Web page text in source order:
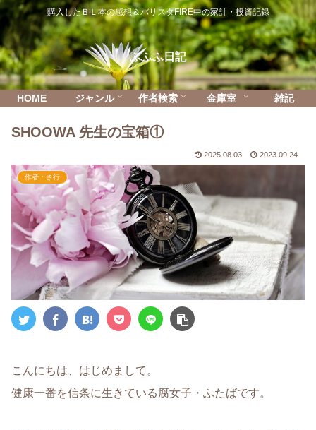
購入したＢＬ本の感想＆バリスタFIRE中の家計・投資記録
ふふふ日記
HOME ジャンル 作者検索 金庫室 雑記
SHOOWA 先生の宝箱①
2025.08.03 2023.09.24
作者：さ行
こんにちは、はじめまして。
健康一番を信条に生きている腐女子・ふたばです。